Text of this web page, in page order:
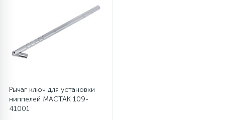
Пневматические шприцы
Пневматические шуруповерты
Фитинги и пневмосоединения
Рычаг ключ для установки
ниппелей МАСТАК 109-
41001